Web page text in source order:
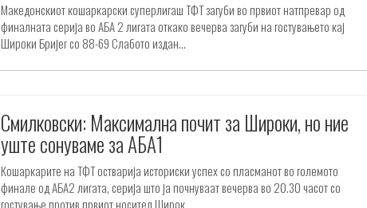
Македонскиот кошаркарски суперлигаш ТФТ загуби во првиот натпревар од
финалната серија во АБА 2 лигата откако вечерва загуби на гостувањето кај
Широки Бријег со 88-69 Слабото издан...
Смилковски: Максимална почит за Широки, но ние
уште сонуваме за АБА1
Кошаркарите на ТФТ остварија историски успех со пласманот во големото
финале од АБА2 лигата, серија што ја почнуваат вечерва во 20.30 часот со
гостување против првиот носител Широк...